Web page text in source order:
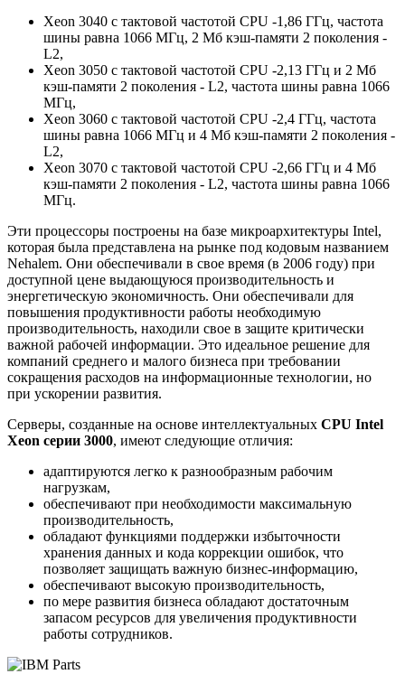
Xeon 3040 с тактовой частотой CPU -1,86 ГГц, частота
шины равна 1066 МГц, 2 Мб кэш-памяти 2 поколения -
L2,
Xeon 3050 с тактовой частотой CPU -2,13 ГГц и 2 Мб
кэш-памяти 2 поколения - L2, частота шины равна 1066
МГц,
Xeon 3060 с тактовой частотой CPU -2,4 ГГц, частота
шины равна 1066 МГц и 4 Мб кэш-памяти 2 поколения -
L2,
Xeon 3070 с тактовой частотой CPU -2,66 ГГц и 4 Мб
кэш-памяти 2 поколения - L2, частота шины равна 1066
МГц.
Эти процессоры построены на базе микроархитектуры Intel,
которая была представлена на рынке под кодовым названием
Nehalem. Они обеспечивали в свое время (в 2006 году) при
доступной цене выдающуюся производительность и
энергетическую экономичность. Они обеспечивали для
повышения продуктивности работы необходимую
производительность, находили свое в защите критически
важной рабочей информации. Это идеальное решение для
компаний среднего и малого бизнеса при требовании
сокращения расходов на информационные технологии, но
при ускорении развития.
Серверы, созданные на основе интеллектуальных CPU Intel
Xeon серии 3000, имеют следующие отличия:
адаптируются легко к разнообразным рабочим
нагрузкам,
обеспечивают при необходимости максимальную
производительность,
обладают функциями поддержки избыточности
хранения данных и кода коррекции ошибок, что
позволяет защищать важную бизнес-информацию,
обеспечивают высокую производительность,
по мере развития бизнеса обладают достаточным
запасом ресурсов для увеличения продуктивности
работы сотрудников.